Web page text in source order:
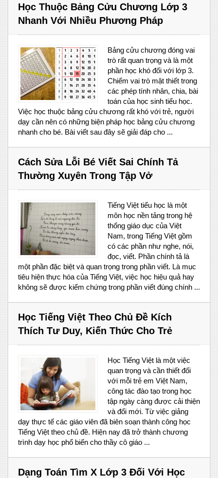
Học Thuộc Bảng Cửu Chương Lớp 3
Nhanh Với Nhiều Phương Pháp
Bảng cửu chương đóng vai
trò rất quan trọng và là một
phần học khó đối với lớp 3.
Chiếm vai trò mật thiết trong
các phép tính nhân, chia, bài
toán của học sinh tiểu học.
Việc học thuộc bảng cửu chương rất khó với trẻ, người
dạy cần nên có những biện pháp học bảng cửu chương
nhanh cho bé. Bài viết sau đây sẽ giải đáp cho ...
Cách Sửa Lỗi Bé Viết Sai Chính Tả
Thường Xuyên Trong Tập Vở
Tiếng Việt tiểu học là một
môn học nền tảng trong hệ
thống giáo dục của Việt
Nam, trong Tiếng Việt gồm
có các phần như nghe, nói,
đọc, viết. Phần chính tả là
một phần đặc biệt và quan trọng trong phần viết. Là mục
tiêu hiện thực hóa của Tiếng Việt, việc học hiệu quả hay
không sẽ được kiểm chứng trong phần viết đúng chính ...
Học Tiếng Việt Theo Chủ Đề Kích
Thích Tư Duy, Kiến Thức Cho Trẻ
Học Tiếng Việt là một việc
quan trọng và cần thiết đối
với mỗi trẻ em Việt Nam,
công tác đào tạo trong học
tập ngày càng được cải thiện
và đổi mới. Từ việc giảng
dạy thực tế các giáo viên đã biên soạn thành công học
Tiếng Việt theo chủ đề. Hiện nay đã trở thành chương
trình dạy học phổ biến cho thầy cô giáo ...
Dạng Toán Tìm X Lớp 3 Đối Với Học